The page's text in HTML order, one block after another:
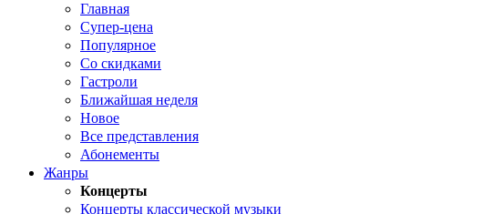
Главная
Супер-цена
Популярное
Со скидками
Гастроли
Ближайшая неделя
Новое
Все представления
Абонементы
Жанры
Концерты
Концерты классической музыки